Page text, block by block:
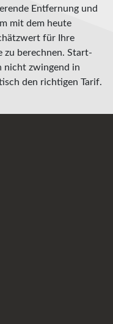
Entfernung und
mit dem heute
für Ihre
zu berechnen. Start-
nicht zwingend in
den richtigen Tarif.